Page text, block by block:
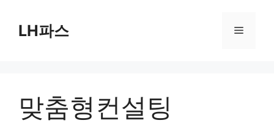
LH파스 메
맞춤형컨설팅